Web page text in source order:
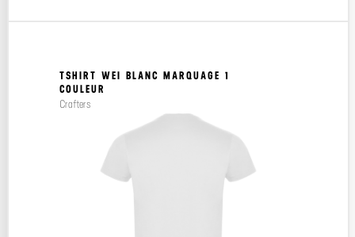
TSHIRT WEI BLANC MARQUAGE 1
COULEUR
Crafters